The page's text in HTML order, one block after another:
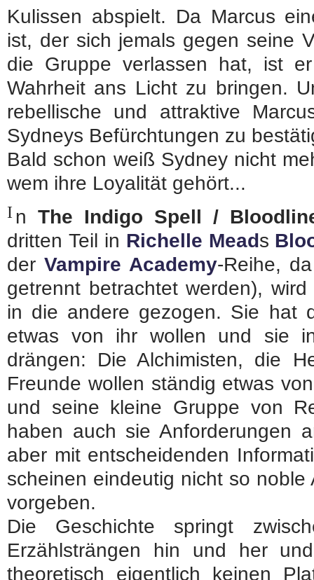
Kulissen abspielt. Da Marcus
ist, der sich jemals gegen seine
die Gruppe verlassen hat, ist
Wahrheit ans Licht zu bringen.
rebellische und attraktive
Sydneys Befürchtungen zu
Bald schon weiß Sydney nicht
wem ihre Loyalität gehört...
I n The Indigo Spell /
dritten Teil in Richelle Meads
der Vampire Academy-Reihe,
getrennt betrachtet werden),
in die andere gezogen. Sie hat
etwas von ihr wollen und sie
drängen: Die Alchimisten, die
Freunde wollen ständig etwas
und seine kleine Gruppe von
haben auch sie Anforderungen
aber mit entscheidenden
scheinen eindeutig nicht so
vorgeben.
Die Geschichte springt
Erzählsträngen hin und her
theoretisch eigentlich keinen